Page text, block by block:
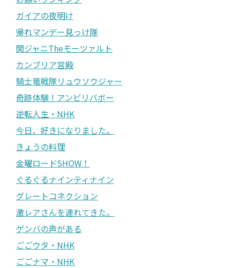
ガイアの夜明け
帰れマンデー見っけ隊
関ジャニTheモーツァルト
カンブリア宮殿
騎士竜戦隊リュウソウジャー
奇跡体験！アンビリバボー
逆転人生・NHK
今日、好きになりました。
きょうの料理
金曜ロードSHOW！
ぐるぐるナインティナイン
グレートコネクション
激レアさんを連れてきた。
ゲンバの声がある
ごごウタ・NHK
ごごナマ・NHK